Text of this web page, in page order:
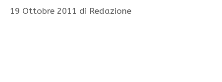
19 Ottobre 2011 di Redazione